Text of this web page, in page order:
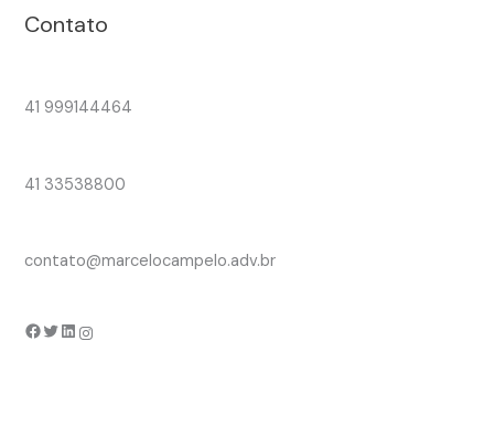
Contato
41 999144464
41 33538800
contato@marcelocampelo.adv.br